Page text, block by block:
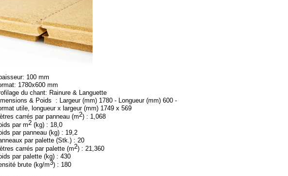
100 mm
1780x600 mm
du chant: Rainure & Languette
& Poids : Largeur (mm) 1780 - Longueur (mm) 600 -
utile, longueur x largeur (mm) 1749 x 569
carrés par panneau (m2) : 1,068
par m2 (kg) : 18,0
par panneau (kg) : 19,2
par palette (Stk.) : 20
carrés par palette (m2) : 21,360
par palette (kg) : 430
brute (kg/m3) : 180